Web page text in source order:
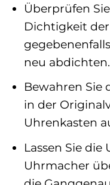
Überprüfen
Dichtigkeit der
neu abdichten.
Bewahren Sie
in der
Uhrenkasten
Lassen Sie
Uhrmacher